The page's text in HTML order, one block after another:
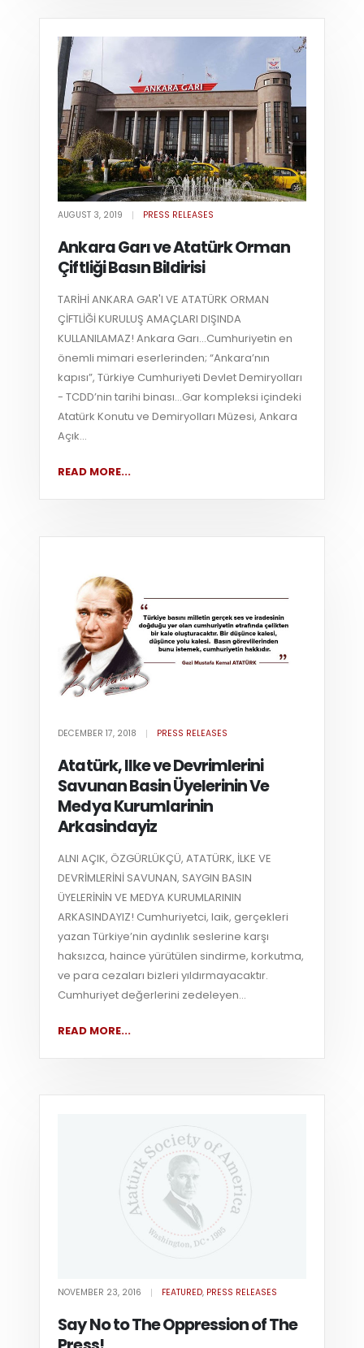
AUGUST 3, 2019 PRESS RELEASES
Ankara Garı ve Atatürk Orman
Çiftliği Basın Bildirisi
TARİHİ ANKARA GAR'I VE ATATÜRK ORMAN
ÇİFTLİĞİ KURULUŞ AMAÇLARI DIŞINDA
KULLANILAMAZ! Ankara Garı...Cumhuriyetin en
önemli mimari eserlerinden; “Ankara’nın
kapısı”, Türkiye Cumhuriyeti Devlet Demiryolları
- TCDD’nin tarihi binası...Gar kompleksi içindeki
Atatürk Konutu ve Demiryolları Müzesi, Ankara
Açık...
READ MORE...
DECEMBER 17, 2018 PRESS RELEASES
Atatürk, Ilke ve Devrimlerini
Savunan Basin Üyelerinin Ve
Medya Kurumlarinin
Arkasindayiz
ALNI AÇIK, ÖZGÜRLÜKÇÜ, ATATÜRK, İLKE VE
DEVRİMLERİNİ SAVUNAN, SAYGIN BASIN
ÜYELERİNİN VE MEDYA KURUMLARININ
ARKASINDAYIZ! Cumhuriyetci, laik, gerçekleri
yazan Türkiye’nin aydınlık seslerine karşı
haksızca, haince yürütülen sindirme, korkutma,
ve para cezaları bizleri yıldırmayacaktır.
Cumhuriyet değerlerini zedeleyen...
READ MORE...
NOVEMBER 23, 2016 FEATURED, PRESS RELEASES
Say No to The Oppression of The